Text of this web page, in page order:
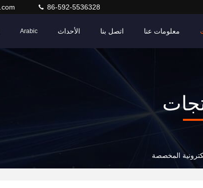
86-592-5536328
معلومات عنا اتصل بنا الأحداث Arabic
المخصصة